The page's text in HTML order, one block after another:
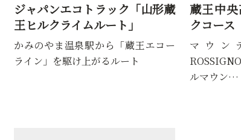
ジャパンエコトラック「山形蔵
王ヒルクライムルート」
かみのやま温泉駅から「蔵王エコー
ライン」を駆け上がるルート
蔵王中
クコース
マウン
ルマウン…